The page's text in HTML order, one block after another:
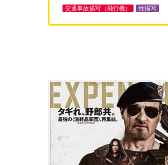
交通事故描写（飛行機） 性描写